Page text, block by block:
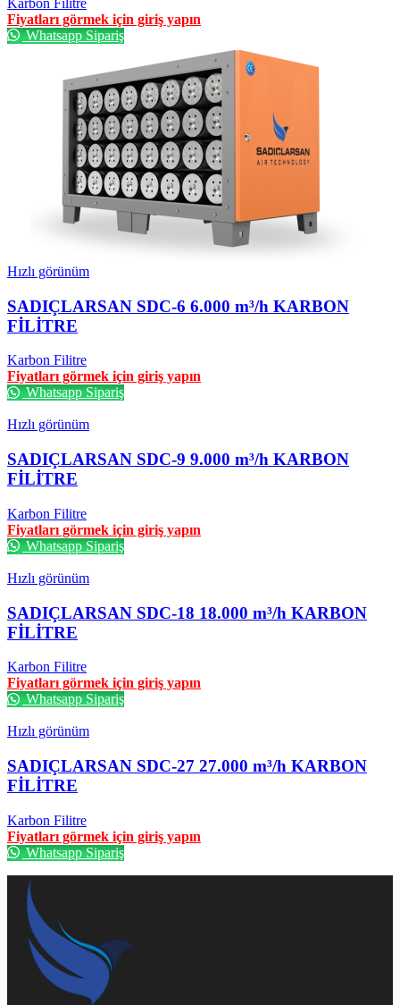
Karbon Filitre
Fiyatları görmek için giriş yapın
Whatsapp Sipariş
Hızlı görünüm
SADIÇLARSAN SDC-6 6.000 m³/h KARBON
FİLİTRE
Karbon Filitre
Fiyatları görmek için giriş yapın
Whatsapp Sipariş
Hızlı görünüm
SADIÇLARSAN SDC-9 9.000 m³/h KARBON
FİLİTRE
Karbon Filitre
Fiyatları görmek için giriş yapın
Whatsapp Sipariş
Hızlı görünüm
SADIÇLARSAN SDC-18 18.000 m³/h KARBON
FİLİTRE
Karbon Filitre
Fiyatları görmek için giriş yapın
Whatsapp Sipariş
Hızlı görünüm
SADIÇLARSAN SDC-27 27.000 m³/h KARBON
FİLİTRE
Karbon Filitre
Fiyatları görmek için giriş yapın
Whatsapp Sipariş